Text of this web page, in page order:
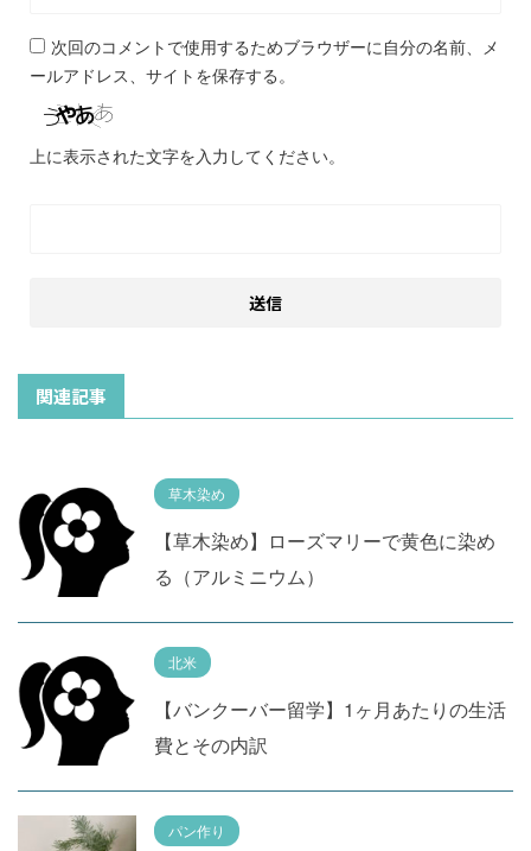
次回のコメントで使用するためブラウザーに自分の名前、メ
ールアドレス、サイトを保存する。
上に表示された文字を入力してください。
関連記事
草木染め
【草木染め】ローズマリーで黄色に染め
る（アルミニウム）
北米
【バンクーバー留学】1ヶ月あたりの生活
費とその内訳
パン作り